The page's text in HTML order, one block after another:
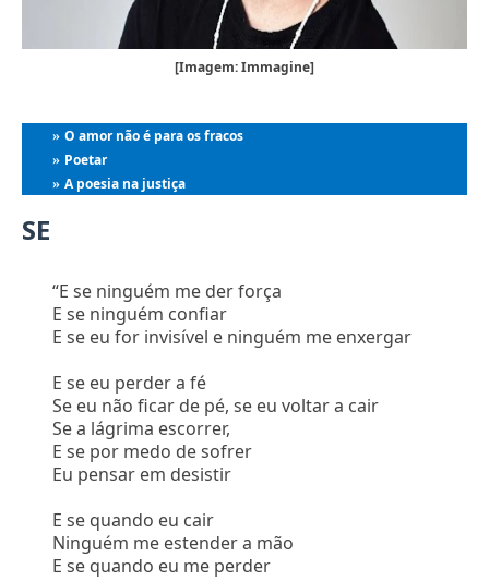
[Imagem: Immagine]
» O amor não é para os fracos
» Poetar
» A poesia na justiça
SE
“E se ninguém me der força
E se ninguém confiar
E se eu for invisível e ninguém me enxergar
E se eu perder a fé
Se eu não ficar de pé, se eu voltar a cair
Se a lágrima escorrer,
E se por medo de sofrer
Eu pensar em desistir
E se quando eu cair
Ninguém me estender a mão
E se quando eu me perder